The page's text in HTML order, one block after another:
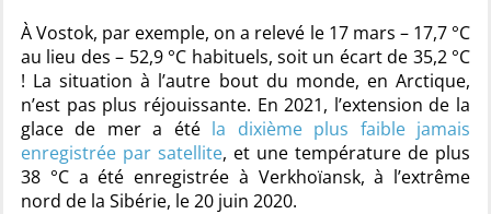
À Vostok, par exemple, on a relevé le 17 mars – 17,7 °C
au lieu des – 52,9 °C habituels, soit un écart de 35,2 °C
! La situation à l’autre bout du monde, en Arctique,
n’est pas plus réjouissante. En 2021, l’extension de la
glace de mer a été la dixième plus faible jamais
enregistrée par satellite, et une température de plus
38 °C a été enregistrée à Verkhoïansk, à l’extrême
nord de la Sibérie, le 20 juin 2020.